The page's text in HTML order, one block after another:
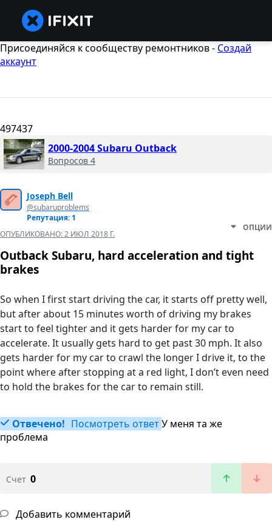
Присоединяйся к сообществу ремонтников - Создай
аккаунт
497437
2000-2004 Subaru Outback
Вопросов 4
Joseph Bell
@subaruproblems
Репутация: 1
ОПУБЛИКОВАНО:2 ИЮЛ 2018 Г.
ОПЦИИ
Outback Subaru, hard acceleration and tight
brakes
So when I first start driving the car, it starts off pretty well,
but after about 15 minutes worth of driving my brakes
start to feel tighter and it gets harder for my car to
accelerate. It usually gets hard to get past 30 mph. It also
gets harder for my car to crawl the longer I drive it, to the
point where after stopping at a red light, I don’t even need
to hold the brakes for the car to remain still.
Отвечено! Посмотреть ответУ меня та же
проблема
Счет 0
Добавить комментарий